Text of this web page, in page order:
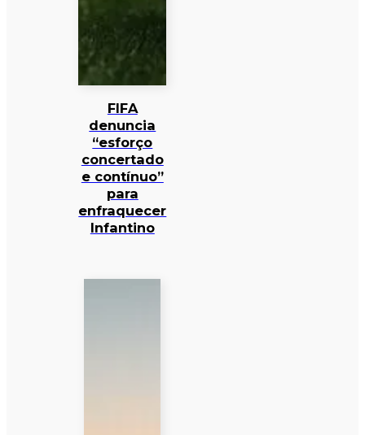
FIFA
denuncia
“esforço
concertado
e contínuo”
para
enfraquecer
Infantino